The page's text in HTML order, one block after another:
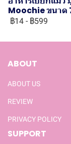
Moochie ขนาด
฿14 - ฿599
ABOUT
ABOUT US
REVIEW
PRIVACY POLICY
SUPPORT